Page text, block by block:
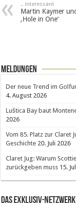
.. interessant
Martin Kaymer
‚Hole in One‘
Meldungen
Der neue Trend im
4. August 2026
Luštica Bay baut
2026
Vom 85. Platz zur Claret
Geschichte 20. Juli 2026
Claret Jug: Warum
zurückgeben muss 15.
Das Exklusiv-Netzwerk